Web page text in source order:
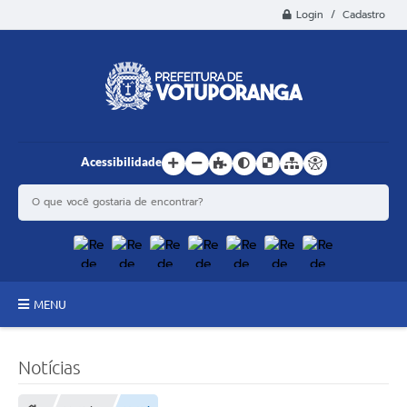
Login / Cadastro
Acessibilidade
MENU
Notícias